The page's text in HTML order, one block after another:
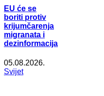
EU će se
boriti protiv
krijumčarenja
migranata i
dezinformacija
05.08.2026.
Svijet